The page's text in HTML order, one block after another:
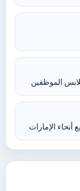
الموظفين
الإمارات